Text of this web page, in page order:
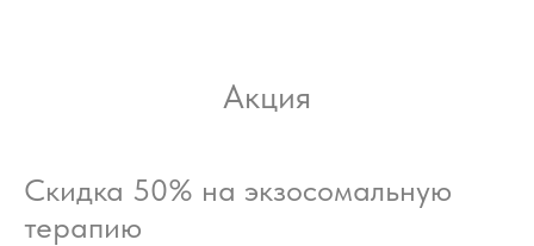
Акция
Скидка 50% на экзосомальную
терапию